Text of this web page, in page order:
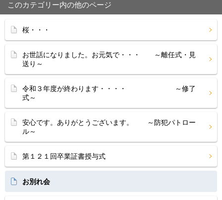
このカテゴリー内の他のページ
桜・・・
お世話になりました。お元気で・・・ ～離任式・見
送り～
令和３年度が終わります・・・・ ～修了
式～
安心です。ありがとうございます。 ～防犯パトロー
ル～
第１２１回卒業証書授与式
お別れ会